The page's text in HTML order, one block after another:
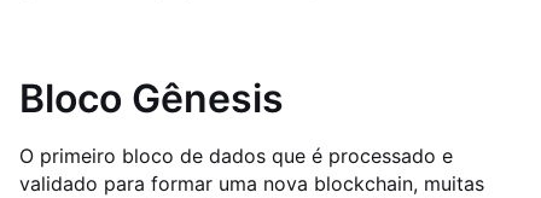
Bloco Gênesis
O primeiro bloco de dados que é processado e
validado para formar uma nova blockchain, muitas